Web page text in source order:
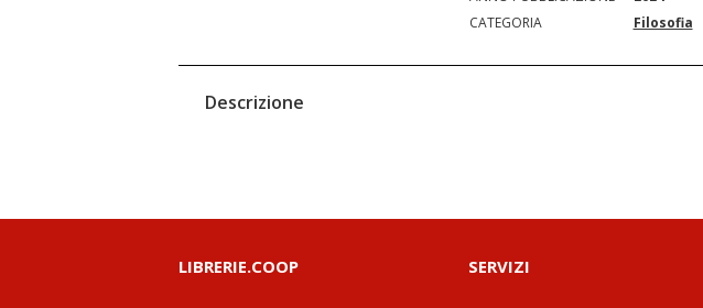
CATEGORIA
Filosofia
Descrizione
LIBRERIE.COOP SERVIZI